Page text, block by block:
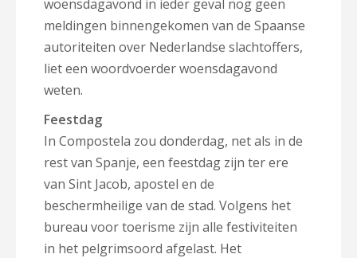
woensdagavond in ieder geval nog geen
meldingen binnengekomen van de Spaanse
autoriteiten over Nederlandse slachtoffers,
liet een woordvoerder woensdagavond
weten.
Feestdag
In Compostela zou donderdag, net als in de
rest van Spanje, een feestdag zijn ter ere
van Sint Jacob, apostel en de
beschermheilige van de stad. Volgens het
bureau voor toerisme zijn alle festiviteiten
in het pelgrimsoord afgelast. Het